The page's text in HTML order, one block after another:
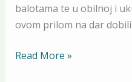
balotama te u obilnoj i
ovom prilom na dar dobili
Read More »